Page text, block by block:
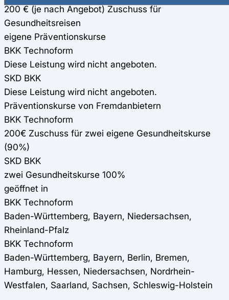
200 € (je nach Angebot) Zuschuss für
Gesundheitsreisen
eigene Präventionskurse
BKK Technoform
Diese Leistung wird nicht angeboten.
SKD BKK
Diese Leistung wird nicht angeboten.
Präventionskurse von Fremdanbietern
BKK Technoform
200€ Zuschuss für zwei eigene Gesundheitskurse
(90%)
SKD BKK
zwei Gesundheitskurse 100%
geöffnet in
BKK Technoform
Baden-Württemberg, Bayern, Niedersachsen,
Rheinland-Pfalz
BKK Technoform
Baden-Württemberg, Bayern, Berlin, Bremen,
Hamburg, Hessen, Niedersachsen, Nordrhein-
Westfalen, Saarland, Sachsen, Schleswig-Holstein